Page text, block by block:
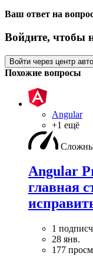
Ваш ответ на
Войдите, чтобы
Войти через центр
Похожие вопросы
Angular
+1 ещё
Angular
главная
1
28 янв.
177